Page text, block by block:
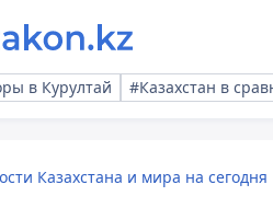
в Курултай #Казахстан в
Казахстана и мира на сегодня